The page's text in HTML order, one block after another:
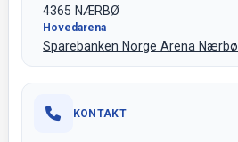
4365 NÆRBØ
Hovedarena
Sparebanken Norge Arena Nærbø
KONTAKT